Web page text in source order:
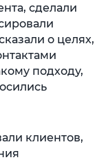
сделали
о целях,
подходу,
клиентов,